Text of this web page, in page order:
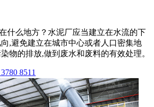
什么地方？水泥厂应当建立在水流的下
,避免建立在城市中心或者人口密集地
物的排放,做到废水和废料的有效处理。
8511